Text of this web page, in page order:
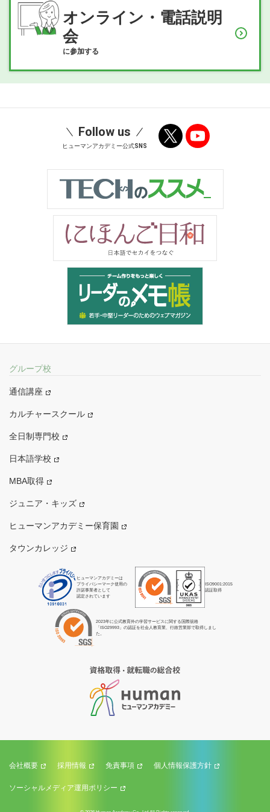
オンライン・電話説明
会
に参加する
Follow us
ヒューマンアカデミー公式SNS
グループ校
通信講座
カルチャースクール
全日制専門校
日本語学校
MBA取得
ジュニア・キッズ
ヒューマンアカデミー保育園
タウンカレッジ
ヒューマンアカデミーは
プライバシーマーク使用の
許諾事業者として
認定されています
ISO9001:2015
認証取得
2023年に公式教育外の学習サービスに関する国際規格
「ISO29993」の認証を社会人教育業、行政営業部で取得しまし
た。
会社概要 採用情報 免責事項 個人情報保護方針
ソーシャルメディア運用ポリシー